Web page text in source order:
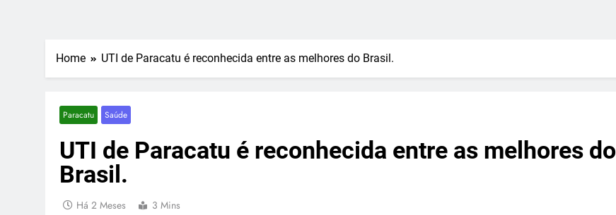
Home UTI de Paracatu é reconhecida entre as melhores do Brasil.
Paracatu Saúde
UTI de Paracatu é reconhecida entre as melhores do
Brasil.
Há 2 Meses 3 Mins